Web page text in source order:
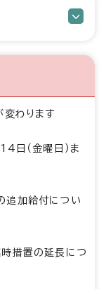
わります
日（金曜日）ま
追加給付につい
措置の延長につ